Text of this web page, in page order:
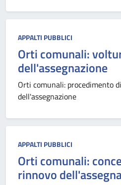
APPALTI PUBBLICI
Orti comunali:
dell'assegnazione
Orti comunali: procedimento
dell'assegnazione
APPALTI PUBBLICI
Orti comunali:
rinnovo